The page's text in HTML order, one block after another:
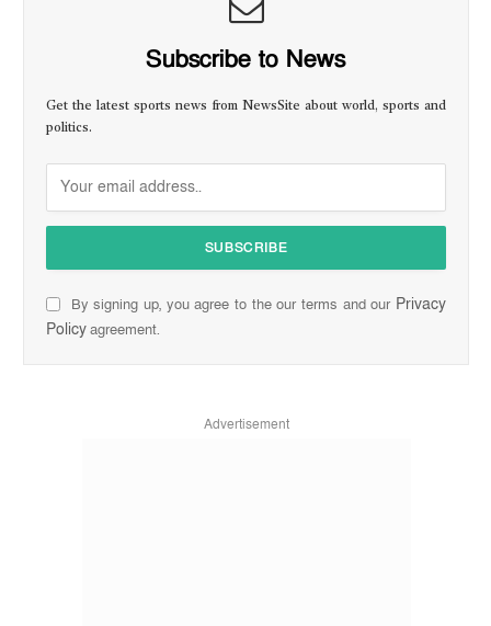
Subscribe to News
Get the latest sports news from NewsSite about world, sports and
politics.
By signing up, you agree to the our terms and our Privacy
Policyagreement.
Advertisement